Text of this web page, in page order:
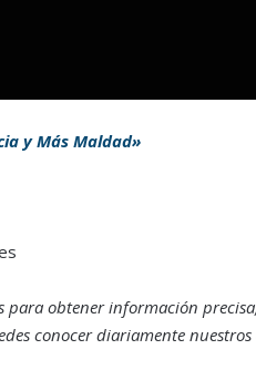
y Más Maldad»
para obtener información
conocer diariamente